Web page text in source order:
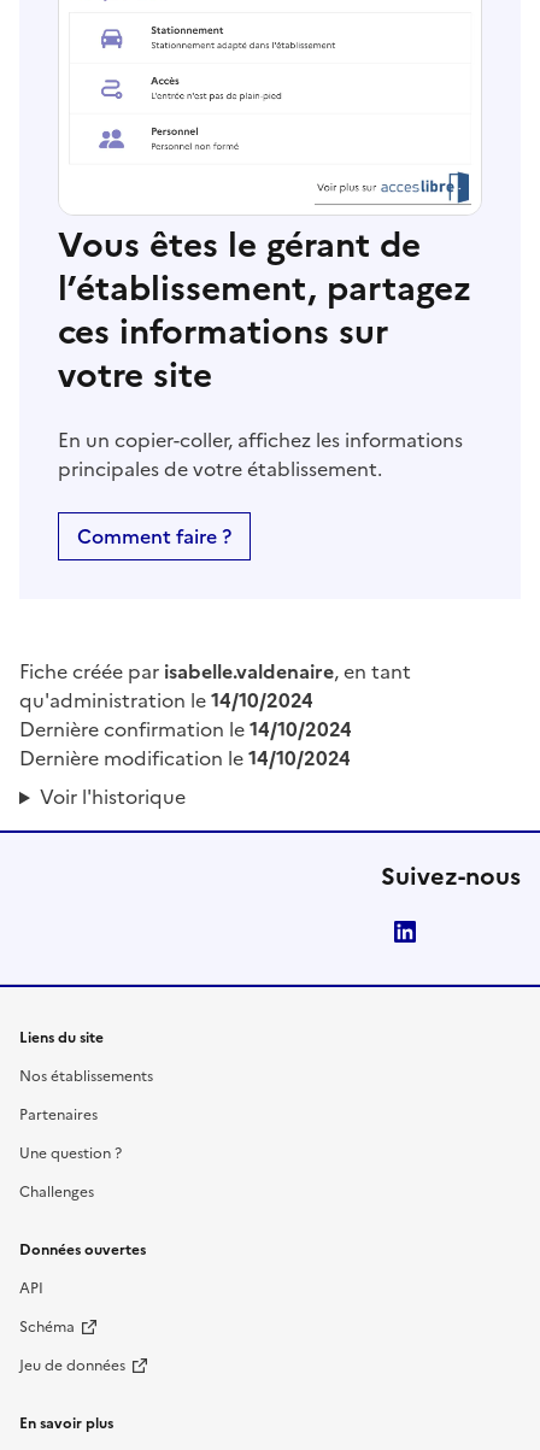
Vous êtes le gérant de
l’établissement, partagez
ces informations sur
votre site
En un copier-coller, affichez les informations
principales de votre établissement.
Comment faire ?
Fiche créée par isabelle.valdenaire, en tant
qu'administration le14/10/2024
Dernière confirmation le14/10/2024
Dernière modification le14/10/2024
Voir l'historique
Suivez-nous
Liens du site
Nos établissements
Partenaires
Une question ?
Challenges
Données ouvertes
API
Schéma
Jeu de données
En savoir plus